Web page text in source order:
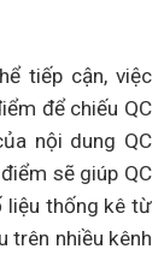
tiếp cận, việc
để chiếu QC
nội dung QC
sẽ giúp QC
liệu thống kê từ
trên nhiều kênh